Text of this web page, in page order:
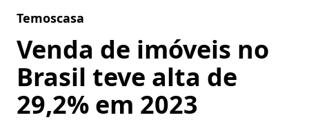
Temoscasa
Venda de imóveis no
Brasil teve alta de
29,2% em 2023